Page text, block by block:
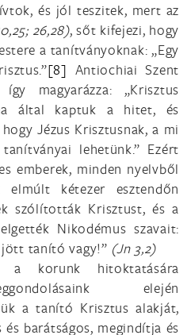
és jól teszitek, mert az
26,28), sőt kifejezi, hogy
a tanítványoknak: „Egy
[8] Antiochiai Szent
magyarázza: „Krisztus
által kaptuk a hitet, és
Jézus Krisztusnak, a mi
lehetünk.” Ezért
emberek, minden nyelvből
kétezer esztendőn
szólították Krisztust, és a
Nikodémus szavait:
tanító vagy!” (Jn 3,2)
a korunk hitoktatására
elején
a tanító Krisztus alakját,
és barátságos, megindítja és